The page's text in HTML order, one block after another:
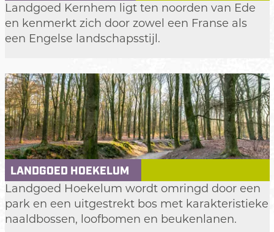
P
a
r
D
e
H
o
g
e
V
e
l
u
w
L
a
n
o
e
d
K
e
r
n
h
e
m
Landgoed Kernhem ligt ten noorden van Ede
en kenmerkt zich door zowel een Franse als
een Engelse landschapsstijl.
LANDGOED HOEKELUM
L
a
n
Landgoed Hoekelum wordt omringd door een
park en een uitgestrekt bos met karakteristieke
naaldbossen, loofbomen en beukenlanen.